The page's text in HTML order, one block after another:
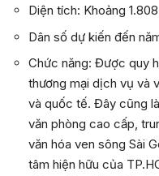
Diện tích: Khoảng
Dân số dự kiến đến
Chức năng: Được quy
thương mại dịch vụ và
và quốc tế. Đây cũng
văn phòng cao cấp,
văn hóa ven sông Sài
tâm hiện hữu của